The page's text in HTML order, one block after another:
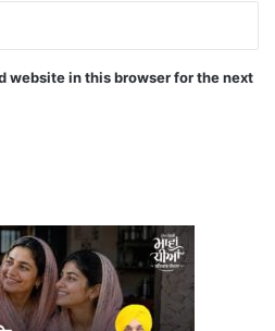
website in this browser for the next